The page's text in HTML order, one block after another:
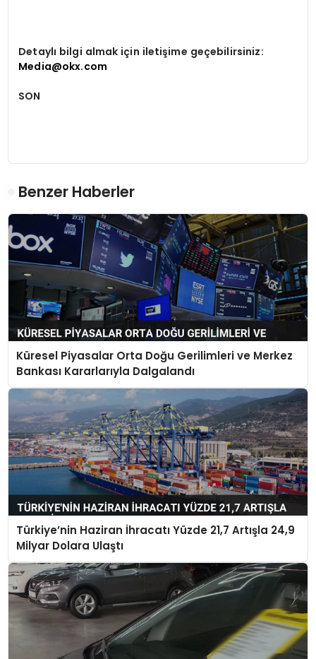
Detaylı bilgi almak için iletişime geçebilirsiniz:
Media@okx.com
SON
Benzer Haberler
Küresel Piyasalar Orta Doğu Gerilimleri ve Merkez
Bankası Kararlarıyla Dalgalandı
Türkiye’nin Haziran İhracatı Yüzde 21,7 Artışla 24,9
Milyar Dolara Ulaştı